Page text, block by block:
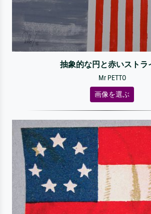
抽象的な円と赤いストラ
Mr PETTO
画像を選ぶ